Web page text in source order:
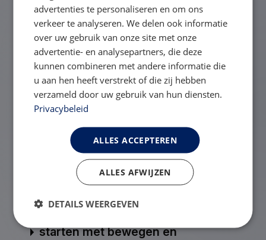
en wat wordt dan
gecontroleerd?
Mag ik meedoen aan de
Ramadan?
Mijn NOK werkt niet op mijn
internetbrowser, hoe kan dit?
Moet ik voor de operatie al
starten met bewegen en
advertenties te personaliseren en om ons
verkeer te analyseren. We delen ook informatie
over uw gebruik van onze site met onze
advertentie- en analysepartners, die deze
kunnen combineren met andere informatie die
u aan hen heeft verstrekt of die zij hebben
verzameld door uw gebruik van hun diensten.
Privacybeleid
ALLES ACCEPTEREN
ALLES AFWIJZEN
DETAILS WEERGEVEN